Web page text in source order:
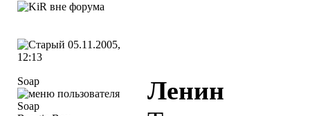
05.11.2005,
12:13
Soap
Ленин